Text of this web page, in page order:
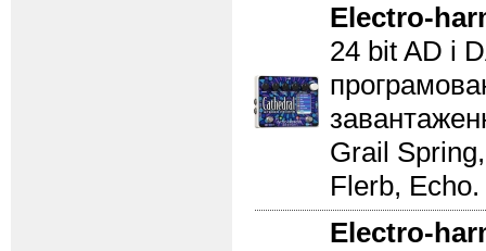
Electro-
24 bit AD і
Grail
Flerb, Echo.
Electro-